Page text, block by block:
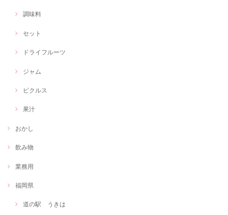
調味料
セット
ドライフルーツ
ジャム
ピクルス
果汁
おかし
飲み物
業務用
福岡県
道の駅 うきは